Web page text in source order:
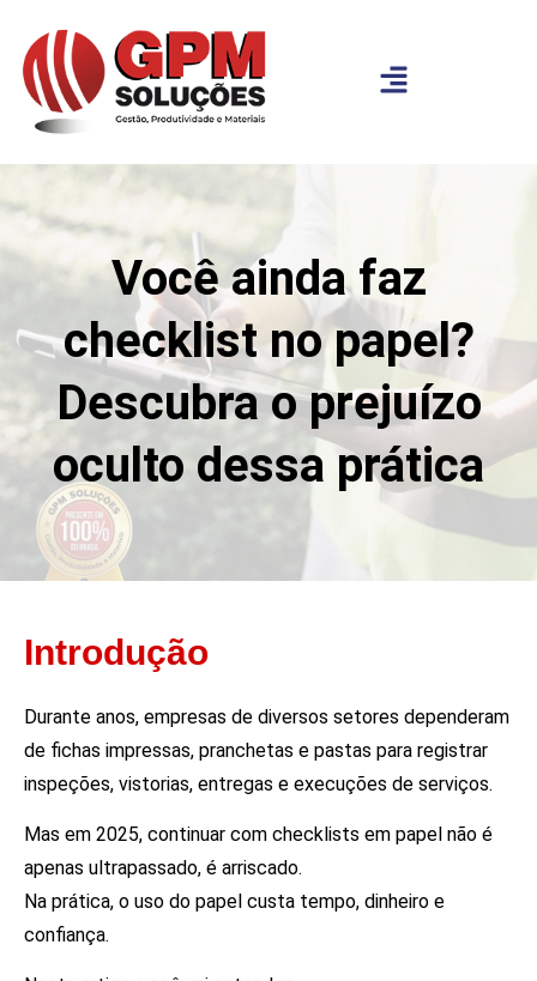
Você ainda faz
checklist no papel?
Descubra o prejuízo
oculto dessa prática
Introdução
Durante anos, empresas de diversos setores dependeram
de fichas impressas, pranchetas e pastas para registrar
inspeções, vistorias, entregas e execuções de serviços.
Mas em 2025, continuar com checklists em papel não é
apenas ultrapassado, é arriscado.
Na prática, o uso do papel custa tempo, dinheiro e
confiança.